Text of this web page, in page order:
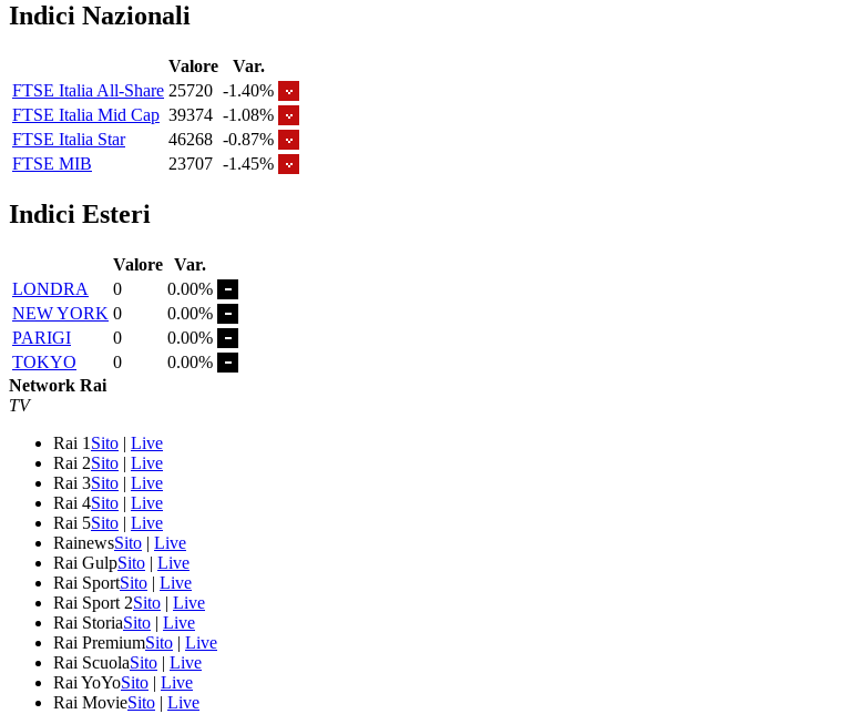
Indici Nazionali
Valore
Var.
FTSE Italia All-Share 25720 -1.40%
FTSE Italia Mid Cap 39374 -1.08%
FTSE Italia Star
46268 -0.87%
FTSE MIB
23707 -1.45%
Indici Esteri
Valore Var.
LONDRA
0
0.00%
NEW YORK 0
0.00%
PARIGI
0
0.00%
TOKYO
0
0.00%
Network Rai
TV
Rai 1 Sito | Live
Rai 2Sito | Live
Rai 3Sito | Live
Rai 4Sito | Live
Rai 5Sito | Live
RainewsSito | Live
Rai GulpSito | Live
Rai SportSito | Live
Rai Sport 2Sito | Live
Rai StoriaSito | Live
Rai PremiumSito | Live
Rai ScuolaSito | Live
Rai YoYoSito | Live
Rai MovieSito | Live